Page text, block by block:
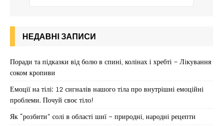
НЕДАВНІ ЗАПИСИ
Поради та підказки від болю в спині, колінах і хребті – Лікування
соком кропиви
Емоції на тілі: 12 сигналів нашого тіла про внутрішні емоційні
проблеми. Почуй своє тіло!
Як “розбити” солі в області шиї – природні, народні рецепти